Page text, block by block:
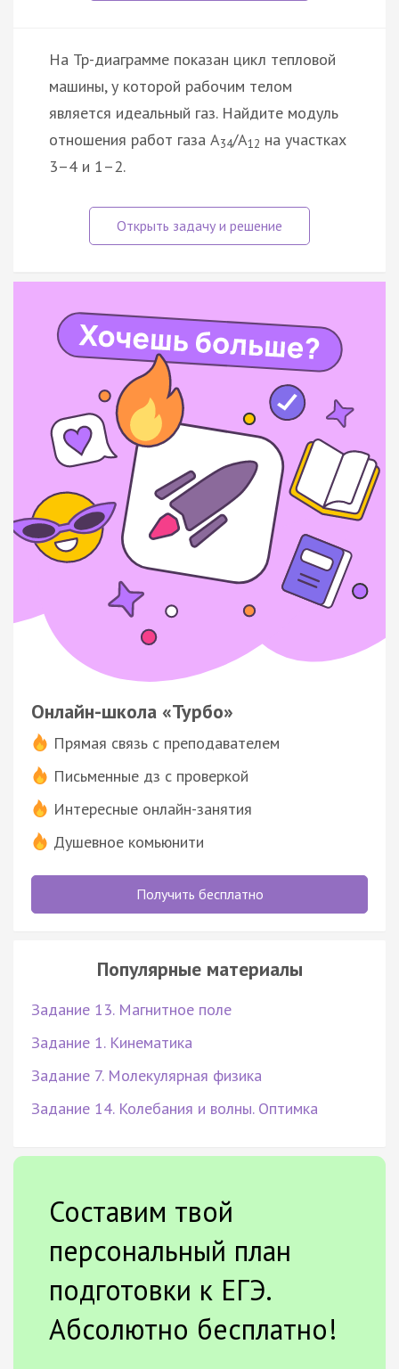
На Tp-диаграмме показан цикл тепловой
машины, у которой рабочим телом
является идеальный газ. Найдите модуль
отношения работ газа A34/A12 на участках
3–4 и 1–2.
Онлайн-школа «Турбо»
Прямая связь с преподавателем
Письменные дз с проверкой
Интересные онлайн-занятия
Душевное комьюнити
Получить бесплатно
Популярные материалы
Задание 13. Магнитное поле
Задание 1. Кинематика
Задание 7. Молекулярная физика
Задание 14. Колебания и волны. Оптимка
Составим твой
персональный план
подготовки к ЕГЭ.
Абсолютно бесплатно!